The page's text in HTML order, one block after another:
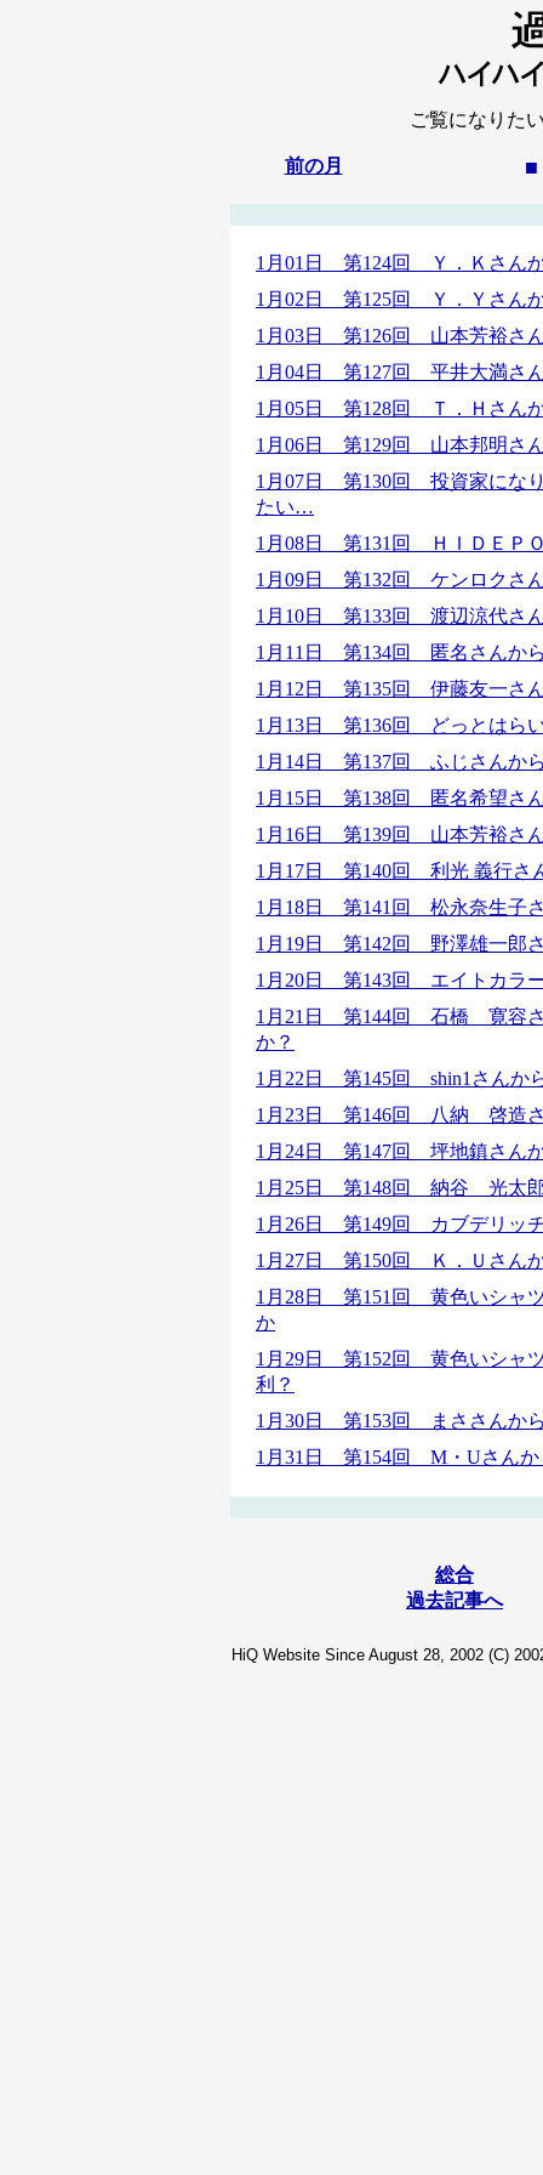
ご覧になりた
前の月 ■
1月01日 第124回 Ｙ．Ｋさん
1月02日 第125回 Ｙ．Ｙさん
1月03日 第126回 山本芳裕さ
1月04日 第127回 平井大満さ
1月05日 第128回 Ｔ．Ｈさん
1月06日 第129回 山本邦明さ
1月07日 第130回 投資家にな
たい…
1月08日 第131回 ＨＩＤＥＰ
1月09日 第132回 ケンロクさ
1月10日 第133回 渡辺涼代さ
1月11日 第134回 匿名さんか
1月12日 第135回 伊藤友一さ
1月13日 第136回 どっとはら
1月14日 第137回 ふじさんか
1月15日 第138回 匿名希望さ
1月16日 第139回 山本芳裕さ
1月17日 第140回 利光 義行さ
1月18日 第141回 松永奈生子
1月19日 第142回 野澤雄一郎
1月20日 第143回 エイトカラ
1月21日 第144回 石橋 寛容さ
か？
1月22日 第145回 shin1さんか
1月23日 第146回 八納 啓造さ
1月24日 第147回 坪地鎮さん
1月25日 第148回 納谷 光太郎
1月26日 第149回 カブデリッ
1月27日 第150回 Ｋ．Ｕさん
1月28日 第151回 黄色いシャ
か
1月29日 第152回 黄色いシャ
利？
1月30日 第153回 まささんか
1月31日 第154回 M・Uさんか
総合
過去記事へ
HiQ Website Since August 28, 2002 (C)